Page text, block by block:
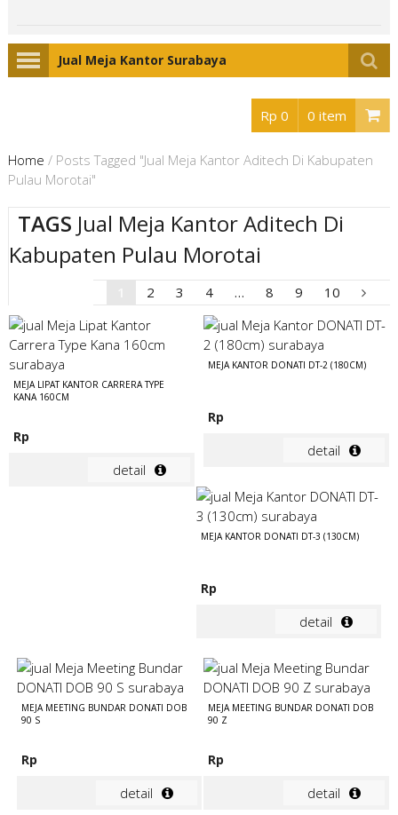
Jual Meja Kantor Surabaya
Rp 0 0 item
Home / Posts Tagged "Jual Meja Kantor Aditech Di Kabupaten
Pulau Morotai"
TAGS Jual Meja Kantor Aditech Di
Kabupaten Pulau Morotai
2 3 4 … 8 9 10
MEJA LIPAT KANTOR CARRERA TYPE
KANA 160CM
Rp
detail
MEJA KANTOR DONATI DT-2 (180CM)
Rp
detail
MEJA KANTOR DONATI DT-3 (130CM)
Rp
detail
MEJA MEETING BUNDAR DONATI DOB
90 S
Rp
detail
MEJA MEETING BUNDAR DONATI DOB
90 Z
Rp
detail